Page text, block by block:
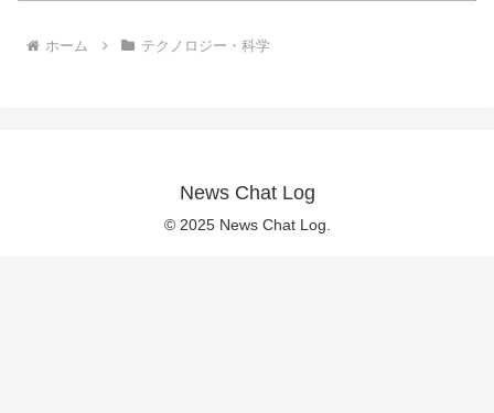
ホーム テクノロジー・科学
News Chat Log
© 2025 News Chat Log.